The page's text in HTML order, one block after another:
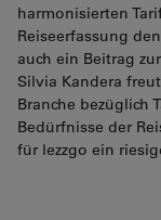
harmonisierten
Reiseerfassung
auch ein Beitrag
Silvia Kandera
Branche bezüglich
Bedürfnisse der
für lezzgo ein